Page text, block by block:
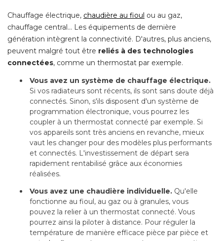
Chauffage électrique, chaudière au fioul ou au gaz,
chauffage central... Les équipements de dernière
génération intègrent la connectivité. D'autres, plus anciens,
peuvent malgré tout être reliés à des technologies
connectées, comme un thermostat par exemple.
Vous avez un système de chauffage électrique.
Si vos radiateurs sont récents, ils sont sans doute déjà
connectés. Sinon, s'ils disposent d'un système de
programmation électronique, vous pourrez les
coupler à un thermostat connecté par exemple. Si
vos appareils sont très anciens en revanche, mieux
vaut les changer pour des modèles plus performants
et connectés. L'investissement de départ sera
rapidement rentabilisé grâce aux économies
réalisées.
Vous avez une chaudière individuelle. Qu'elle
fonctionne au fioul, au gaz ou à granules, vous
pouvez la relier à un thermostat connecté. Vous
pourrez ainsi la piloter à distance. Pour réguler la
température de manière efficace pièce par pièce et